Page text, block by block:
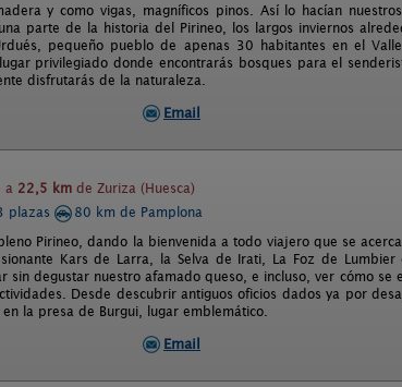
y como vigas, magníficos pinos. Así lo hacían
parte de la historia del Pirineo, los largos inviernos
pequeño pueblo de apenas 30 habitantes en el
privilegiado donde encontrarás bosques para el
disfrutarás de la naturaleza.
Email
a 22,5 km de Zuriza (Huesca)
plazas
80 km de Pamplona
Pirineo, dando la bienvenida a todo viajero que se
Kars de Larra, la Selva de Irati, La Foz de
sin degustar nuestro afamado queso, e incluso, ver cómo se
Desde descubrir antiguos oficios dados ya por
la presa de Burgui, lugar emblemático.
Email